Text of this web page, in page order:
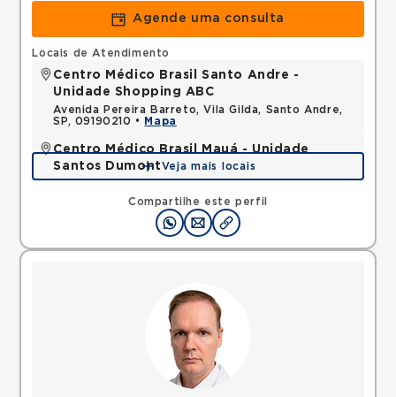
Agende uma consulta
Compartilhe este perfil
Locais de Atendimento
Centro Médico Brasil Santo Andre -
Unidade Shopping ABC
Avenida Pereira Barreto, Vila Gilda, Santo Andre,
SP, 09190210 •
Mapa
Centro Médico Brasil Mauá - Unidade
Santos Dumont
Rua Santos Dumont, Vila Bocaina, Maua, SP,
Mapa
Veja mais locais